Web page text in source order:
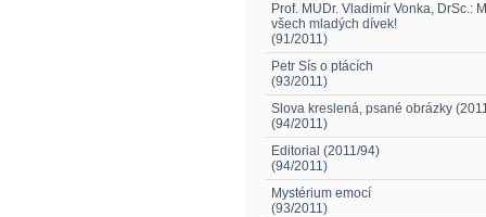
Prof. MUDr. Vladimír Vonka, DrSc.:
všech mladých dívek!
(91/2011)
Petr Sís o ptácích
(93/2011)
Slova kreslená, psané obrázky
(94/2011)
Editorial (2011/94)
(94/2011)
Mystérium emocí
(93/2011)